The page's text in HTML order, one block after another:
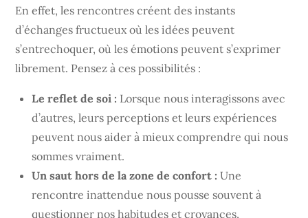
En effet, les rencontres créent des instants
d’échanges fructueux où les idées peuvent
s’entrechoquer, où les émotions peuvent s’exprimer
librement. Pensez à ces possibilités :
Le reflet de soi : Lorsque nous interagissons avec
d’autres, leurs perceptions et leurs expériences
peuvent nous aider à mieux comprendre qui nous
sommes vraiment.
Un saut hors de la zone de confort : Une
rencontre inattendue nous pousse souvent à
questionner nos habitudes et croyances,